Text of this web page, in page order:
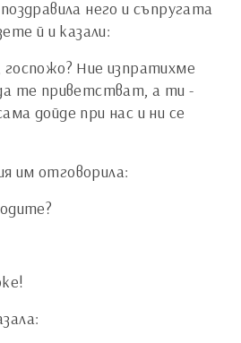
него и съпругата
й и казали:
Ние изпратихме
те приветстват, а ти
дойде при нас и ни се
им отговорила: